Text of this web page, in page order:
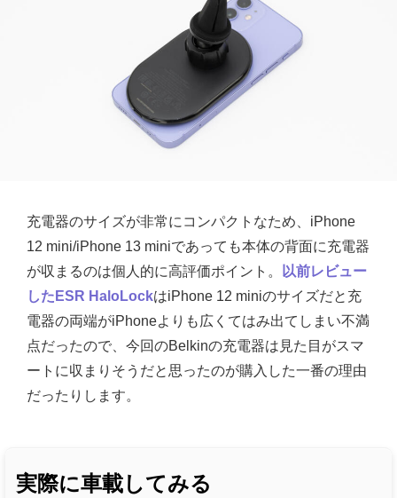
充電器のサイズが非常にコンパクトなため、iPhone
12 mini/iPhone 13 miniであっても本体の背面に充電器
が収まるのは個人的に高評価ポイント。
以前レビュー
したESR HaloLockはiPhone 12 miniのサイズだと充
電器の両端がiPhoneよりも広くてはみ出てしまい不満
点だったので、今回のBelkinの充電器は見た目がスマ
ートに収まりそうだと思ったのが購入した一番の理由
だったりします。
実際に車載してみる